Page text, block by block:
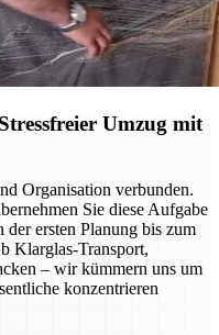
Umzug mit
Organisation verbunden.
Sie diese Aufgabe
ersten Planung bis zum
Klarglas-Transport,
– wir kümmern uns um
konzentrieren